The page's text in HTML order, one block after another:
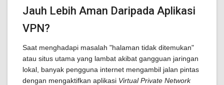
Jauh Lebih Aman Daripada Aplikasi
VPN?
Saat menghadapi masalah "halaman tidak ditemukan"
atau situs utama yang lambat akibat gangguan jaringan
lokal, banyak pengguna internet mengambil jalan pintas
dengan mengaktifkan aplikasi Virtual Private Network